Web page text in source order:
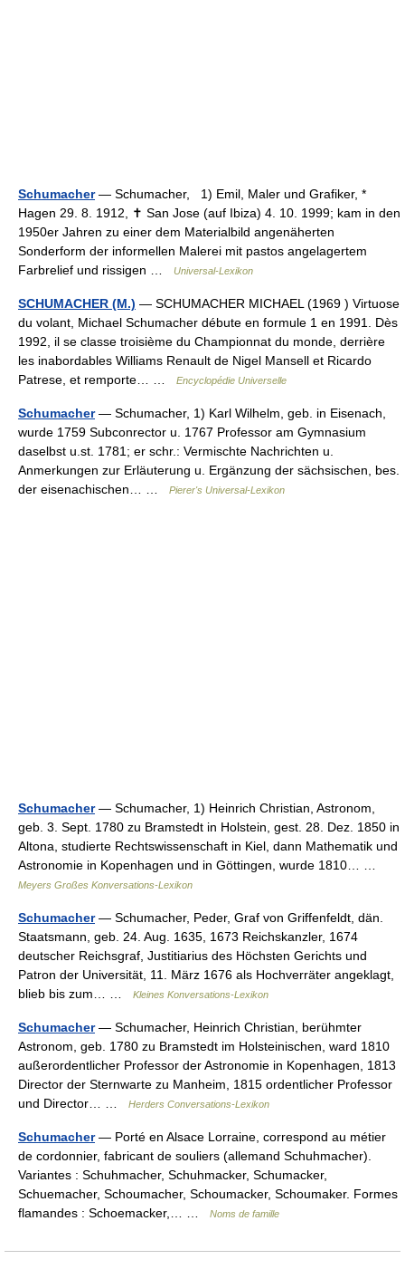
Schumacher— Schumacher, 1) Emil, Maler und Grafiker, *
Hagen 29. 8. 1912, ✝ San Jose (auf Ibiza) 4. 10. 1999; kam in den
1950er Jahren zu einer dem Materialbild angenäherten
Sonderform der informellen Malerei mit pastos angelagertem
Farbrelief und rissigen …
Universal-Lexikon
SCHUMACHER (M.) — SCHUMACHER MICHAEL (1969 ) Virtuose
du volant, Michael Schumacher débute en formule 1 en 1991. Dès
1992, il se classe troisième du Championnat du monde, derrière
les inabordables Williams Renault de Nigel Mansell et Ricardo
Patrese, et remporte… …
Encyclopédie Universelle
Schumacher— Schumacher, 1) Karl Wilhelm, geb. in Eisenach,
wurde 1759 Subconrector u. 1767 Professor am Gymnasium
daselbst u.st. 1781; er schr.: Vermischte Nachrichten u.
Anmerkungen zur Erläuterung u. Ergänzung der sächsischen, bes.
der eisenachischen… …
Pierer's Universal-Lexikon
Schumacher— Schumacher, 1) Heinrich Christian, Astronom,
geb. 3. Sept. 1780 zu Bramstedt in Holstein, gest. 28. Dez. 1850 in
Altona, studierte Rechtswissenschaft in Kiel, dann Mathematik und
Astronomie in Kopenhagen und in Göttingen, wurde 1810… …
Meyers Großes Konversations-Lexikon
Schumacher— Schumacher, Peder, Graf von Griffenfeldt, dän.
Staatsmann, geb. 24. Aug. 1635, 1673 Reichskanzler, 1674
deutscher Reichsgraf, Justitiarius des Höchsten Gerichts und
Patron der Universität, 11. März 1676 als Hochverräter angeklagt,
blieb bis zum… …
Kleines Konversations-Lexikon
Schumacher— Schumacher, Heinrich Christian, berühmter
Astronom, geb. 1780 zu Bramstedt im Holsteinischen, ward 1810
außerordentlicher Professor der Astronomie in Kopenhagen, 1813
Director der Sternwarte zu Manheim, 1815 ordentlicher Professor
und Director… …
Herders Conversations-Lexikon
Schumacher— Porté en Alsace Lorraine, correspond au métier
de cordonnier, fabricant de souliers (allemand Schuhmacher).
Variantes : Schuhmacher, Schuhmacker, Schumacker,
Schuemacher, Schoumacher, Schoumacker, Schoumaker. Formes
flamandes : Schoemacker,… …
Noms de famille